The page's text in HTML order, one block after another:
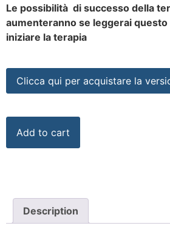
Le possibilità di successo della
aumenteranno se leggerai
iniziare la terapia
Clicca qui per acquistare la
Add to cart
Description